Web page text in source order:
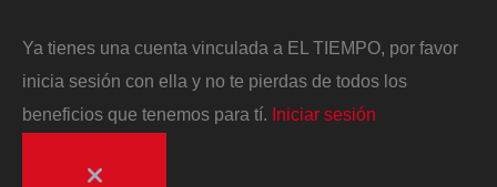
Ya tienes una cuenta vinculada a EL TIEMPO, por favor
inicia sesión con ella y no te pierdas de todos los
beneficios que tenemos para tí. Iniciar sesión